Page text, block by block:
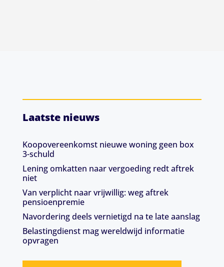
Laatste nieuws
Koopovereenkomst nieuwe woning geen box
3-schuld
Lening omkatten naar vergoeding redt aftrek
niet
Van verplicht naar vrijwillig: weg aftrek
pensioenpremie
Navordering deels vernietigd na te late aanslag
Belastingdienst mag wereldwijd informatie
opvragen